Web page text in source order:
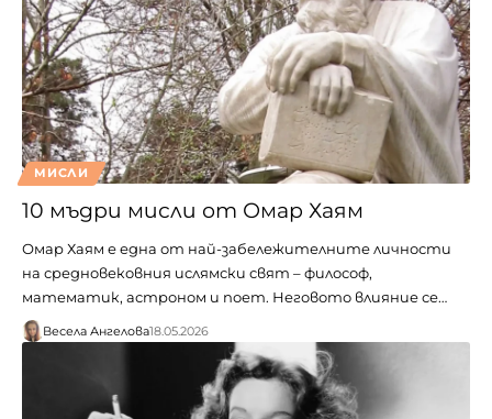
МИСЛИ
10 мъдри мисли от Омар Хаям
Омар Хаям е една от най-забележителните личности
на средновековния ислямски свят – философ,
математик, астроном и поет. Неговото влияние се…
Весела Ангелова18.05.2026